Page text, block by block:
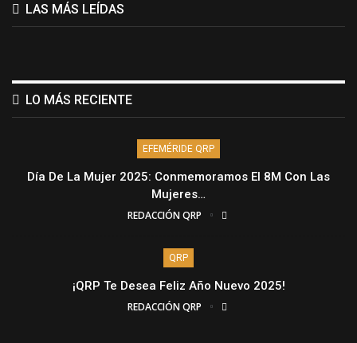
LAS MÁS LEÍDAS
LO MÁS RECIENTE
EFEMÉRIDE QRP
Día De La Mujer 2025: Conmemoramos El 8M Con Las
Mujeres…
REDACCIÓN QRP
QRP
¡QRP Te Desea Feliz Año Nuevo 2025!
REDACCIÓN QRP